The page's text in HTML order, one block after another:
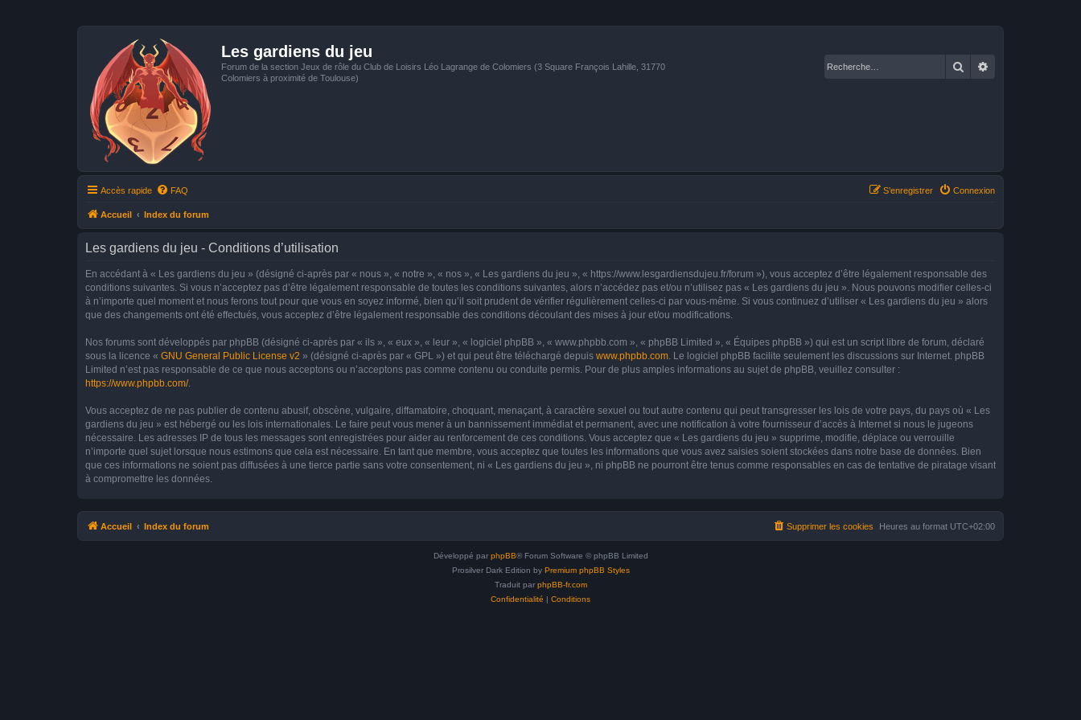
Les gardiens du jeu
Forum de la section Jeux de rôle du Club de Loisirs Léo Lagrange de Colomiers (3 Square François Lahille, 31770
Colomiers à proximité de Toulouse)
Rechercher
Accès rapide FAQ Connexion
S’enregistrer
Accueil Index du forum
Les gardiens du jeu - Conditions d’utilisation
En accédant à « Les gardiens du jeu » (désigné ci-après par « nous », « notre », « nos », « Les gardiens du jeu », « https://www.lesgardiensdujeu.fr/forum »), vous acceptez d’être légalement responsable des
conditions suivantes. Si vous n’acceptez pas d’être légalement responsable de toutes les conditions suivantes, alors n’accédez pas et/ou n’utilisez pas « Les gardiens du jeu ». Nous pouvons modifier celles-ci
à n’importe quel moment et nous ferons tout pour que vous en soyez informé, bien qu’il soit prudent de vérifier régulièrement celles-ci par vous-même. Si vous continuez d’utiliser « Les gardiens du jeu » alors
que des changements ont été effectués, vous acceptez d’être légalement responsable des conditions découlant des mises à jour et/ou modifications.
Nos forums sont développés par phpBB (désigné ci-après par « ils », « eux », « leur », « logiciel phpBB », « www.phpbb.com », « phpBB Limited », « Équipes phpBB ») qui est un script libre de forum, déclaré
sous la licence « GNU General Public License v2 » (désigné ci-après par « GPL ») et qui peut être téléchargé depuis www.phpbb.com. Le logiciel phpBB facilite seulement les discussions sur Internet. phpBB
Limited n’est pas responsable de ce que nous acceptons ou n’acceptons pas comme contenu ou conduite permis. Pour de plus amples informations au sujet de phpBB, veuillez consulter :
https://www.phpbb.com/.
Vous acceptez de ne pas publier de contenu abusif, obscène, vulgaire, diffamatoire, choquant, menaçant, à caractère sexuel ou tout autre contenu qui peut transgresser les lois de votre pays, du pays où « Les
gardiens du jeu » est hébergé ou les lois internationales. Le faire peut vous mener à un bannissement immédiat et permanent, avec une notification à votre fournisseur d’accès à Internet si nous le jugeons
nécessaire. Les adresses IP de tous les messages sont enregistrées pour aider au renforcement de ces conditions. Vous acceptez que « Les gardiens du jeu » supprime, modifie, déplace ou verrouille
n’importe quel sujet lorsque nous estimons que cela est nécessaire. En tant que membre, vous acceptez que toutes les informations que vous avez saisies soient stockées dans notre base de données. Bien
que ces informations ne soient pas diffusées à une tierce partie sans votre consentement, ni « Les gardiens du jeu », ni phpBB ne pourront être tenus comme responsables en cas de tentative de piratage visant
à compromettre les données.
Accueil Index du forum Heures au format UTC+02:00
Supprimer les cookies
Développé par phpBB® Forum Software © phpBB Limited
Prosilver Dark Edition by Premium phpBB Styles
Traduit par phpBB-fr.com
Confidentialité | Conditions